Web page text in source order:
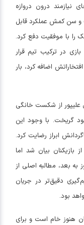
درون دروازه
سن کمش عملکرد قابل
تک به تک را با موفقیت دفع کرد.
۲ فصل پیش که بیرانوند نتواست ۴ بازی در ترکیب تیم قرار
اضافه کرد، بار
از شکست خانگی
گریخت. با وجود این
ابراز رضایت کرد.
بیان شد اما
بعد، مطالبه اصلی از
دقیق‌تر در جریان
بود.
هنوز خام است و برای